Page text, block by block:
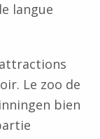
langue
Le zoo de
bien